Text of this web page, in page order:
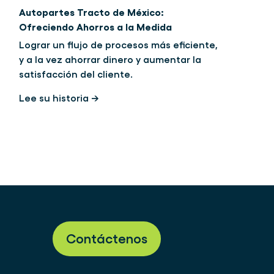
Autopartes Tracto de México:
Ofreciendo Ahorros a la Medida
Lograr un flujo de procesos más eficiente,
y a la vez ahorrar dinero y aumentar la
satisfacción del cliente.
Lee su historia →
Contáctenos